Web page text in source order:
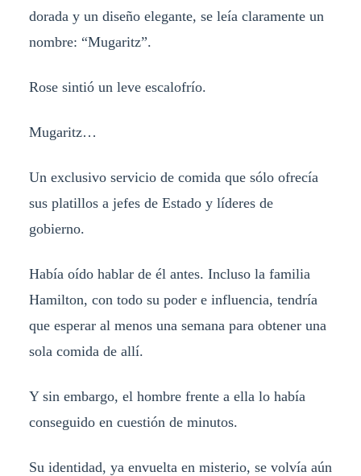
dorada y un diseño elegante, se leía claramente un
nombre: “Mugaritz”.
Rose sintió un leve escalofrío.
Mugaritz…
Un exclusivo servicio de comida que sólo ofrecía
sus platillos a jefes de Estado y líderes de
gobierno.
Había oído hablar de él antes. Incluso la familia
Hamilton, con todo su poder e influencia, tendría
que esperar al menos una semana para obtener una
sola comida de allí.
Y sin embargo, el hombre frente a ella lo había
conseguido en cuestión de minutos.
Su identidad, ya envuelta en misterio, se volvía aún